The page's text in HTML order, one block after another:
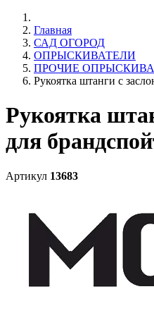
Главная
САД ОГОРОД
ОПРЫСКИВАТЕЛИ
ПРОЧИЕ
Рукоятка штанги с
Рукоятка
для
Артикул 13683